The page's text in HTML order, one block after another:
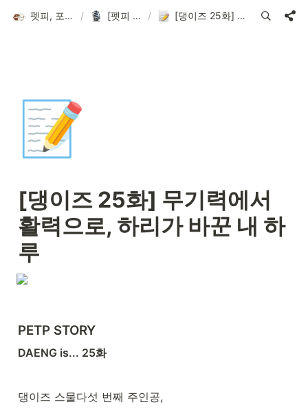
펫피, 포인트로 더 가치있는 반려 라이프 / [펫피 인터뷰] 댕이즈 / [댕이즈 25화] 무기력에서 활력으로, 하리가 바꾼 내 하루
📝
[댕이즈 25화] 무기력에서
활력으로, 하리가 바꾼 내 하
루
PETP STORY
DAENG is... 25화
댕이즈 스물다섯 번째 주인공,